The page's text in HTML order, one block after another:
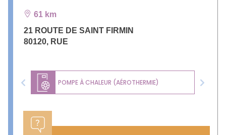
61 km
21 ROUTE DE SAINT FIRMIN
80120, RUE
POMPE À CHALEUR (AÉROTHERMIE)
Previous Next